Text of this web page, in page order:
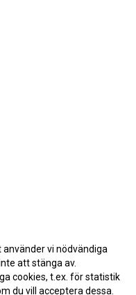
vi nödvändiga
att stänga av.
cookies, t.ex. för statistik
du vill acceptera dessa.